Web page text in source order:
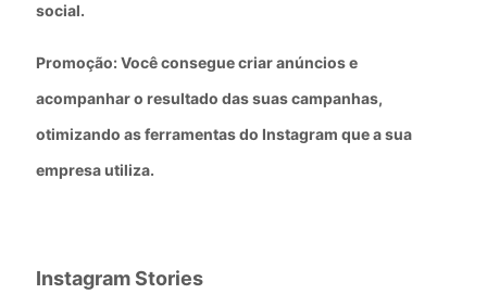
social.
Promoção: Você consegue criar anúncios e
acompanhar o resultado das suas campanhas,
otimizando as ferramentas do Instagram que a sua
empresa utiliza.
Instagram Stories